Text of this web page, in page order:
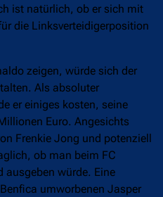
ist natürlich, ob er sich mit
die Linksverteidigerposition
zeigen, würde sich der
Als absoluter
er einiges kosten, seine
Euro. Angesichts
Frenkie Jong und potenziell
ob man beim FC
ausgeben würde. Eine
umworbenen Jasper